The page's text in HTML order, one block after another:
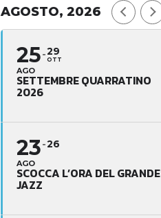
AGOSTO, 2026
25
AGO
29
OTT
SETTEMBRE QUARRATINO
2026
23
AGO
26
SCOCCA L’ORA DEL GRANDE
JAZZ